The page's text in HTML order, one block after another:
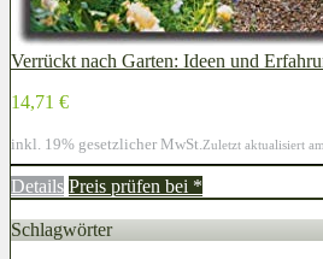
Verrückt nach Garten: Ideen und
14,71 €
inkl. 19% gesetzlicher MwSt. Zuletzt aktualisiert
Details Preis prüfen bei *
Schlagwörter